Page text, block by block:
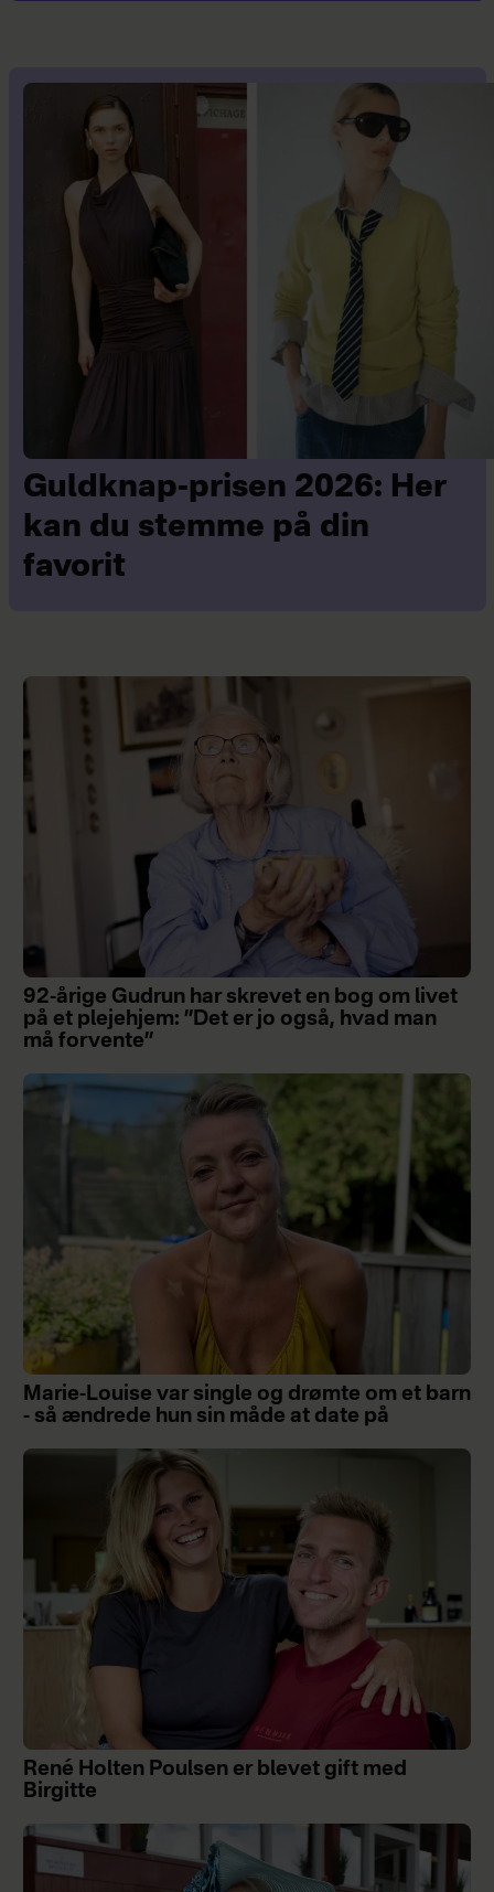
Guldknap-prisen 2026: Her
kan du stemme på din
favorit
92-årige Gudrun har skrevet en bog om livet
på et plejehjem: ”Det er jo også, hvad man
må forvente”
Marie-Louise var single og drømte om et barn
- så ændrede hun sin måde at date på
René Holten Poulsen er blevet gift med
Birgitte